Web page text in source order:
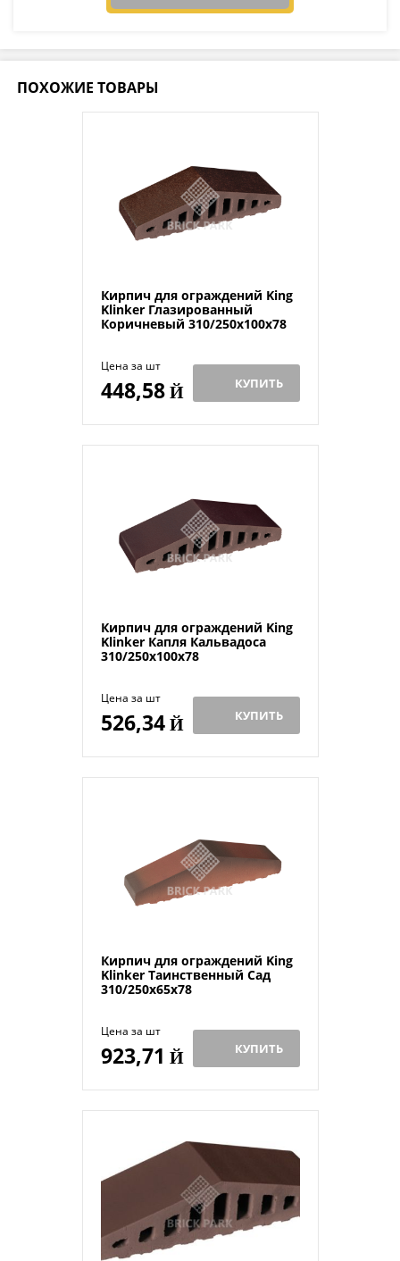
ПОХОЖИЕ ТОВАРЫ
Кирпич для ограждений King
Klinker Глазированный
Коричневый 310/250x100x78
Цена за шт
448,58Й КУПИТЬ
Кирпич для ограждений King
Klinker Капля Кальвадоса
310/250x100x78
Цена за шт
526,34Й КУПИТЬ
Кирпич для ограждений King
Klinker Таинственный Сад
310/250x65x78
Цена за шт
923,71 Й КУПИТЬ